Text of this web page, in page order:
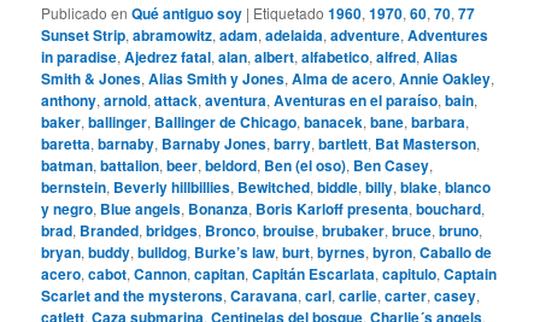
Publicado en Qué antiguo soy | Etiquetado 1960,1970,60,70,77
Sunset Strip,abramowitz,adam,adelaida,adventure,Adventures
in paradise,Ajedrez fatal,alan,albert,alfabetico,alfred,Alias
Smith & Jones,Alias Smith y Jones,Alma de acero,Annie Oakley,
anthony,arnold,attack,aventura,Aventuras en el paraíso,bain,
baker,ballinger, Ballinger de Chicago,banacek,bane,barbara,
baretta,barnaby, Barnaby Jones,barry,bartlett, Bat Masterson,
batman,battalion,beer,beldord, Ben (el oso), Ben Casey,
bernstein, Beverly hillbillies, Bewitched,biddle,billy,blake,blanco
y negro, Blue angels, Bonanza, Boris Karloff presenta,bouchard,
brad, Branded,bridges, Bronco,brouise,brubaker,bruce,bruno,
bryan,buddy,bulldog, Burke’s law,burt,byrnes,byron,Caballo de
acero,cabot,Cannon,capitan,Capitán Escarlata,capitulo,Captain
Scarlet and the mysterons,Caravana,carl,carlie,carter,casey,
catlett,Caza submarina,Centinelas del bosque,Charlie´s angels,